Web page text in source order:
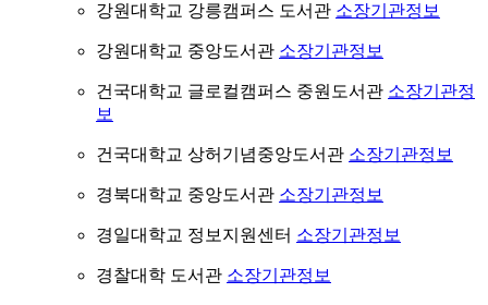
강원대학교 강릉캠퍼스 도서관 소장기관정보
강원대학교 중앙도서관 소장기관정보
건국대학교 글로컬캠퍼스 중원도서관 소장기관정
보
건국대학교 상허기념중앙도서관 소장기관정보
경북대학교 중앙도서관 소장기관정보
경일대학교 정보지원센터 소장기관정보
경찰대학 도서관 소장기관정보